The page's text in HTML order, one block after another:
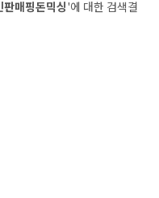
매핑돈믹싱'에 대한 검색결